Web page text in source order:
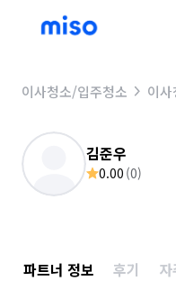
이사청소/입주청소 이
김준우
0.00 (0)
파트너 정보 후기